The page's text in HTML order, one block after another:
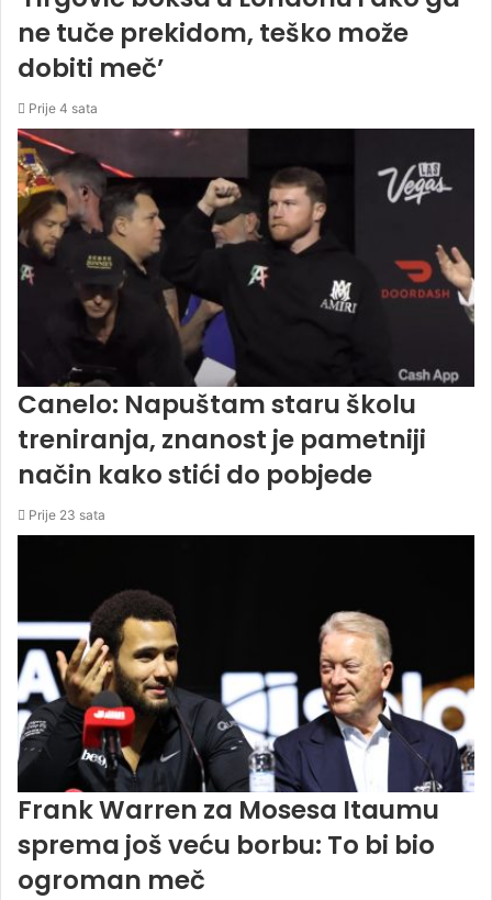
ne tuče prekidom, teško može
dobiti meč’
Prije 4 sata
Canelo: Napuštam staru školu
treniranja, znanost je pametniji
način kako stići do pobjede
Prije 23 sata
Frank Warren za Mosesa Itaumu
sprema još veću borbu: To bi bio
ogroman meč